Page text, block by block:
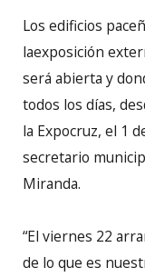
Los edificios
laexposición
será abierta y
todos los días,
la Expocruz, el 1
secretario
Miranda.
“El viernes 22
de lo que es